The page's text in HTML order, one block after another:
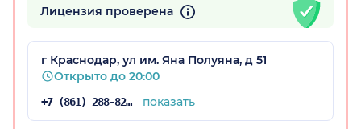
Лицензия проверена
г Краснодар, ул им. Яна Полуяна, д 51
Открыто до 20:00
+7 (861) 288-82-96 показать